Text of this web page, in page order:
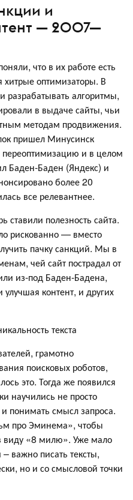
и
— 2007—
что в их работе есть
хитрые оптимизаторы. В
разрабатывать алгоритмы,
в выдаче сайты, чьи
методам продвижения.
пришел Минусинск
переоптимизацию и в целом
Баден-Баден (Яндекс) и
более 20
все релевантнее.
ставили полезность сайта.
рискованно — вместо
пачку санкций. Мы в
чей сайт пострадал от
из-под Баден-Бадена,
контент, и других
текста
грамотно
поисковых роботов,
это. Тогда же появился
научились не просто
понимать смысл запроса.
про Эминема», чтобы
виду «8 милю». Уже мало
важно писать тексты,
но и со смысловой точки